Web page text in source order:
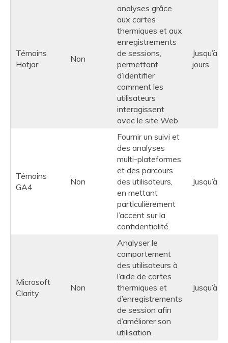
Témoins
Hotjar
Non
analyses grâce
aux cartes
thermiques et aux
enregistrements
de sessions,
permettant
d’identifier
comment les
utilisateurs
interagissent
avec le site Web.
Jusqu’à
jours
Témoins
GA4
Non
Fournir un suivi et
des analyses
multi-plateformes
et des parcours
des utilisateurs,
en mettant
particulièrement
l’accent sur la
confidentialité.
Jusqu’à
Microsoft
Clarity
Non
Analyser le
comportement
des utilisateurs à
l’aide de cartes
thermiques et
d’enregistrements
de session afin
d’améliorer son
utilisation.
Jusqu’à